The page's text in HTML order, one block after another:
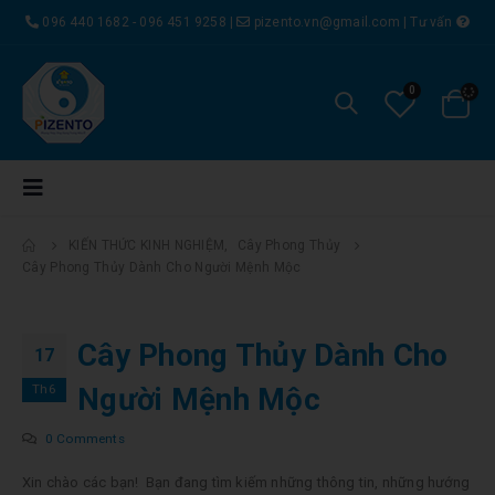
096 440 1682 - 096 451 9258 pizento.vn@gmail.com |Tư vấn
0
17
Th6
Cây Phong Thủy Dành Cho
Người Mệnh Mộc
0 Comments
Xin chào các bạn! Bạn đang tìm kiếm những thông tin, những hướng